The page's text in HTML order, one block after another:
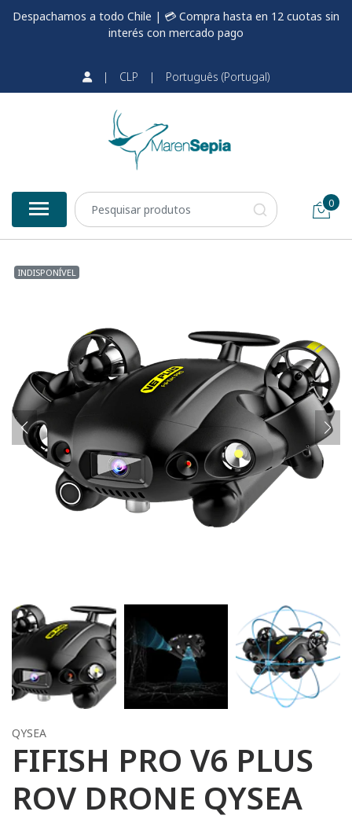
Despachamos a todo Chile | 💳 Compra hasta en 12 cuotas sin
interés con mercado pago
| CLP | Português (Portugal)
0
INDISPONÍVEL
QYSEA
FIFISH PRO V6 PLUS
ROV DRONE QYSEA